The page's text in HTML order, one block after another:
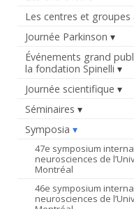
Les centres et groupes
Journée Parkinson
Événements grand
la fondation Spinelli
Journée scientifique
Séminaires
Symposia
47e symposium
neurosciences de
Montréal
46e symposium
neurosciences de